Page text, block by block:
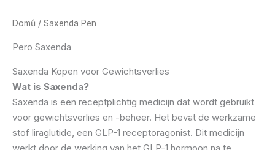
Domů / Saxenda Pen
Pero Saxenda
Saxenda Kopen voor Gewichtsverlies
Wat is Saxenda?
Saxenda is een receptplichtig medicijn dat wordt gebruikt
voor gewichtsverlies en -beheer. Het bevat de werkzame
stof liraglutide, een GLP-1 receptoragonist. Dit medicijn